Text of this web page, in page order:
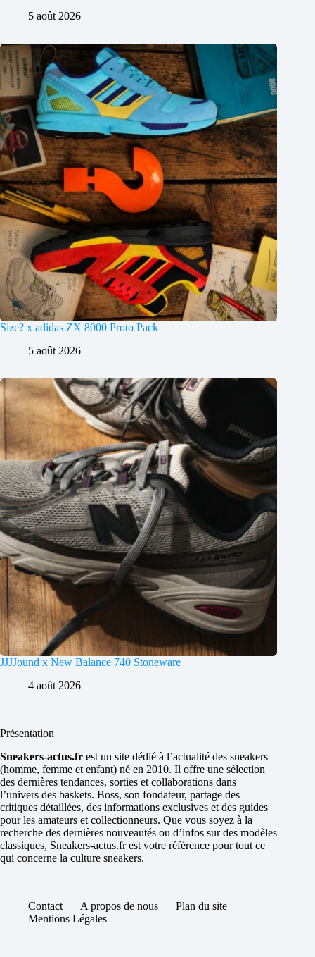
5 août 2026
Size? x adidas ZX 8000 Proto Pack
5 août 2026
JJJJound x New Balance 740 Stoneware
4 août 2026
Présentation
Sneakers-actus.fr est un site dédié à l’actualité des sneakers
(homme, femme et enfant) né en 2010. Il offre une sélection
des dernières tendances, sorties et collaborations dans
l’univers des baskets. Boss, son fondateur, partage des
critiques détaillées, des informations exclusives et des guides
pour les amateurs et collectionneurs. Que vous soyez à la
recherche des dernières nouveautés ou d’infos sur des modèles
classiques, Sneakers-actus.fr est votre référence pour tout ce
qui concerne la culture sneakers.
Contact A propos de nous
Plan du site
Mentions Légales